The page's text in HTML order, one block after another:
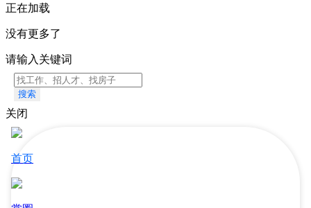
正在加载
没有更多了
请输入关键词
搜索
关闭
首页